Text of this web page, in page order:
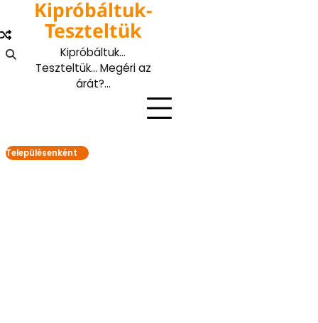
content
Kipróbáltuk-
Teszteltük
Kipróbáltuk…
Teszteltük… Megéri az
árát?…
Településenként